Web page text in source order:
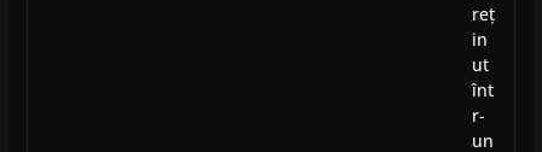
reț
in
ut
înt
r-
un